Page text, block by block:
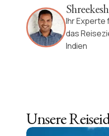
Shreekesh
Ihr Experte
das
Indien
Unsere